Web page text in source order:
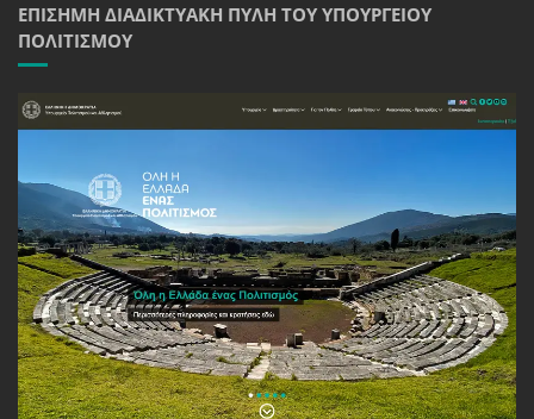
ΕΠΊΣΗΜΗ ΔΙΑΔΙΚΤΥΑΚΉ ΠΎΛΗ ΤΟΥ ΥΠΟΥΡΓΕΊΟΥ
ΠΟΛΙΤΙΣΜΟΎ